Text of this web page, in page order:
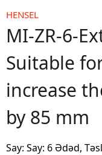
HENSEL
MI-ZR-6-
Suitable
increase
by 85 mm
Say: Say: 6 Ədəd,